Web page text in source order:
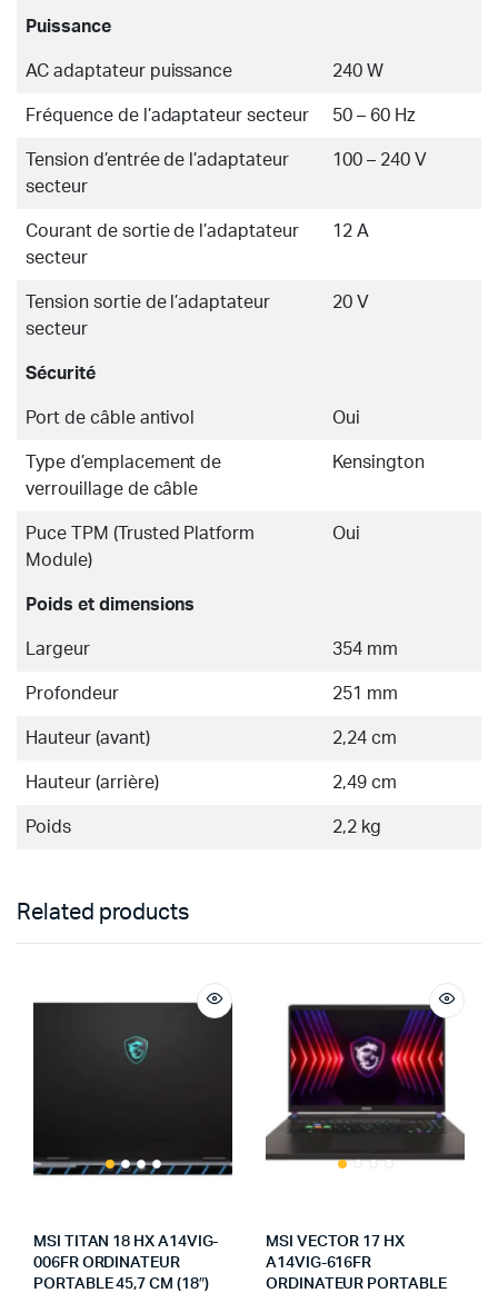
Puissance
AC adaptateur puissance 240 W
Fréquence de l’adaptateur secteur 50 – 60 Hz
Tension d’entrée de l’adaptateur
secteur
100 – 240 V
Courant de sortie de l’adaptateur
secteur
12 A
Tension sortie de l’adaptateur
secteur
20 V
Sécurité
Port de câble antivol Oui
Type d’emplacement de
verrouillage de câble
Kensington
Puce TPM (Trusted Platform
Module)
Oui
Poids et dimensions
Largeur 354 mm
Profondeur 251 mm
Hauteur (avant) 2,24 cm
Hauteur (arrière) 2,49 cm
Poids 2,2 kg
Related products
MSI TITAN 18 HX A14VIG-
006FR ORDINATEUR
PORTABLE 45,7 CM (18″)
MSI VECTOR 17 HX
A14VIG-616FR
ORDINATEUR PORTABLE